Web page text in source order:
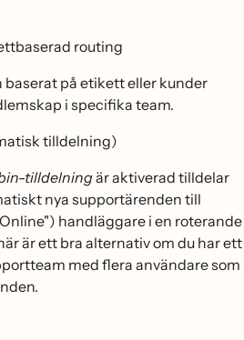
routing
baserat på etikett eller kunder
i specifika team.
tilldelning)
tilldelningär aktiverad tilldelar
nya supportärenden till
handläggare i en roterande
är ett bra alternativ om du har ett
med flera användare som